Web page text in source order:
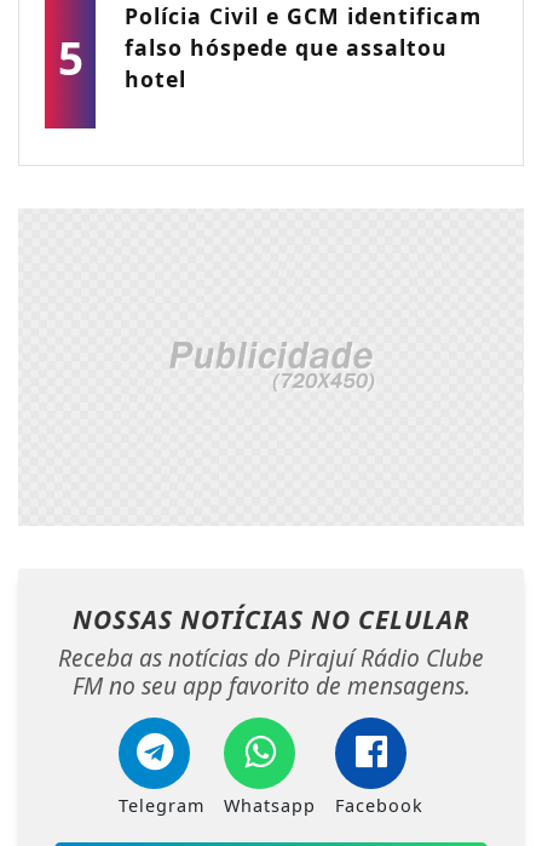
5
Polícia Civil e GCM identificam
falso hóspede que assaltou
hotel
NOSSAS NOTÍCIAS NO CELULAR
Receba as notícias do Pirajuí Rádio Clube
FM no seu app favorito de mensagens.
Telegram Whatsapp Facebook